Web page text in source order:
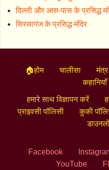
दिल्ली और आस-पास के प्रसिद्ध
सिरसागंज के प्रसिद्ध मंदिर
🏠होम चालीसा मंत्र
कहानियाँ
हमारे साथ विज्ञापन करें
प्राइवसी पॉलिसी
कुकी
Facebook
YouTube